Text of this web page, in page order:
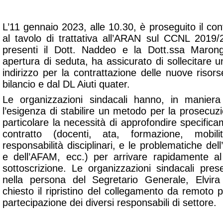
L’11 gennaio 2023, alle 10.30, è proseguito il
al tavolo di trattativa all’ARAN sul CCNL 2019/
presenti il Dott. Naddeo e la Dott.ssa
apertura di seduta, ha assicurato di sollecitare
indirizzo per la contrattazione delle nuove
bilancio e dal DL Aiuti quater.
Le organizzazioni sindacali hanno, in
l’esigenza di stabilire un metodo per la
particolare la necessità di approfondire
contratto (docenti, ata, formazione,
responsabilità disciplinari, e le problematiche
e dell’AFAM, ecc.) per arrivare rapidamente
sottoscrizione. Le organizzazioni sindacali
nella persona del Segretario Generale,
chiesto il ripristino del collegamento da remoto
partecipazione dei diversi responsabili di settore.